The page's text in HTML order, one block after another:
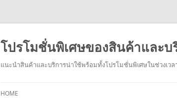
โปรโมชั่นพิเศษของสินค้าและบ
แนะนำสินค้าและบริการน่าใช้พร้อมทั้งโปรโมชั่นพิเศษในช่วงเวล
HOME